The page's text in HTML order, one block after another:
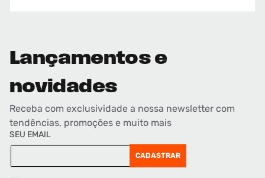
Lançamentos e
novidades
Receba com exclusividade a nossa newsletter com
tendências, promoções e muito mais
SEU EMAIL
CADASTRAR